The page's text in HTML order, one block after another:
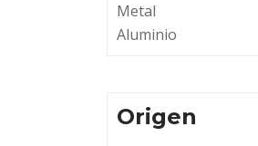
Metal
Aluminio
Origen